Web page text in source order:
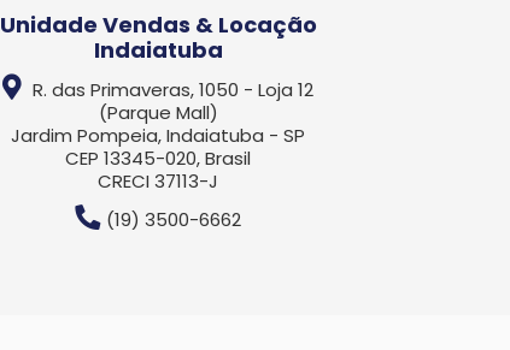
Unidade Vendas & Locação
Indaiatuba
R. das Primaveras, 1050 - Loja 12
(Parque Mall)
Jardim Pompeia, Indaiatuba - SP
CEP 13345-020, Brasil
CRECI 37113-J
(19) 3500-6662